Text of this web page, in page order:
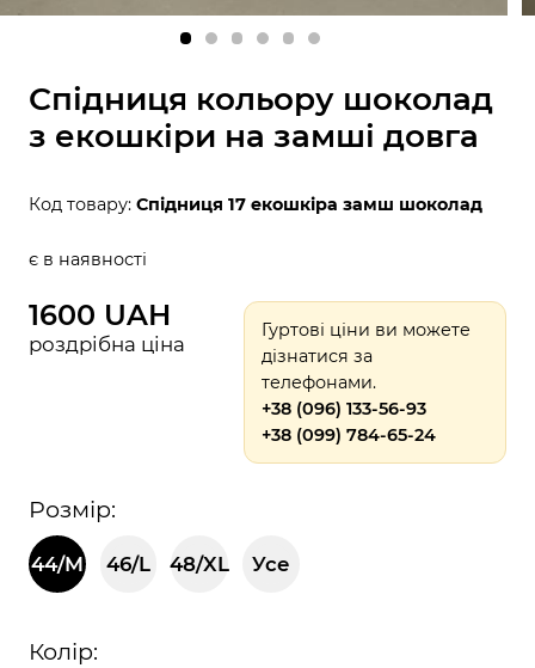
Спідниця кольору шоколад
з екошкіри на замші довга
Код товару: Спідниця 17 екошкіра замш шоколад
є в наявності
1600 UAH
роздрібна ціна
Гуртові ціни ви можете
дізнатися за
телефонами.
+38 (096) 133-56-93
+38 (099) 784-65-24
Розмір:
44/M 46/L 48/XL Усе
Колір: